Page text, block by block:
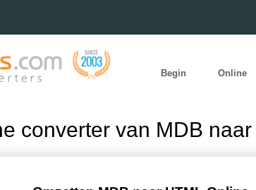
Begin Online
converter van MDB